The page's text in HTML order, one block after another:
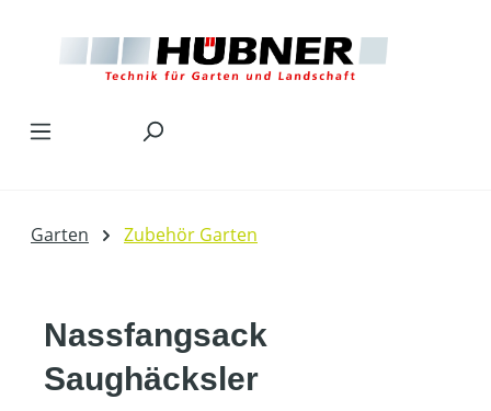
Garten Zubehör Garten
Nassfangsack
Saughäcksler